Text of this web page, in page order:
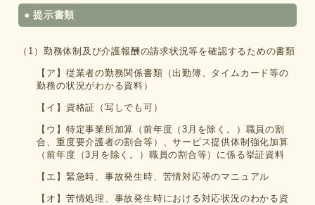
● 提示書類
（1）勤務体制及び介護報酬の請求状況等を確認するための書類
【ア】従業者の勤務関係書類（出勤簿、タイムカード等の
勤務の状況がわかる資料）
【イ】資格証（写しでも可）
【ウ】特定事業所加算（前年度（3月を除く。）職員の割
合、重度要介護者の割合等）、サービス提供体制強化加算
（前年度（3月を除く。）職員の割合等）に係る挙証資料
【エ】緊急時、事故発生時、苦情対応等のマニュアル
【オ】苦情処理、事故発生時における対応状況のわかる資